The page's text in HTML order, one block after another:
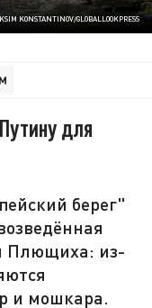
KONSTANTINOV/GLOBALLOOKPRESS
для
берег"
Плющиха: из-
и мошкара.